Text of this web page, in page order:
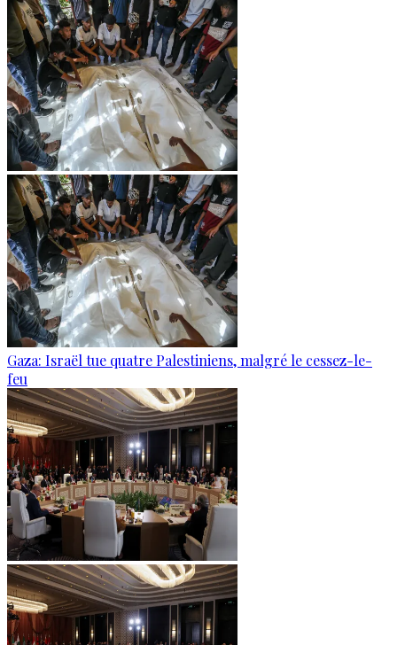
Gaza: Israël tue quatre Palestiniens, malgré le cessez-le-
feu